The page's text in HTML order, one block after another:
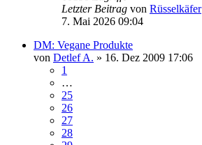
Letzter Beitrag von Rüsselkäfer
7. Mai 2026 09:04
DM: Vegane Produkte
von Detlef A. » 16. Dez 2009 17:06
1
…
25
26
27
28